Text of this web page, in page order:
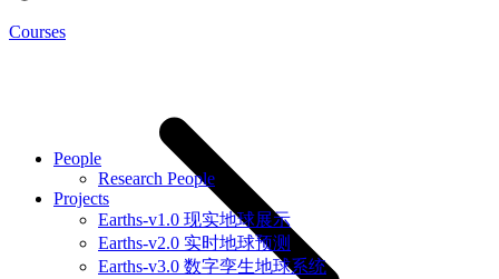
People
Research People
Projects
Earths-v1.0 现实地球展示
Earths-v2.0 实时地球预测
Earths-v3.0 数字孪生地球系统
Courses